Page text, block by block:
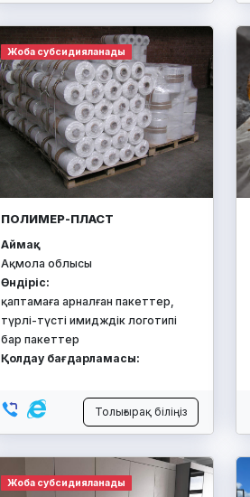
Жоба субсидияланады
ПОЛИМЕР-ПЛАСТ
Аймақ:
Ақмола облысы
Өндіріс:
қаптамаға арналған пакеттер,
түрлі-түсті имидждік логотипі
бар пакеттер
Қолдау бағдарламасы:
Толығырақ біліңіз
Жоба субсидияланады